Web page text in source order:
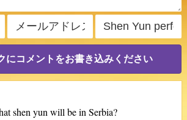
にコメントをお書き込みください
shen yun will be in Serbia?